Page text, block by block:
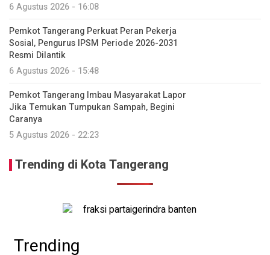
6 Agustus 2026 - 16:08
Pemkot Tangerang Perkuat Peran Pekerja
Sosial, Pengurus IPSM Periode 2026-2031
Resmi Dilantik
6 Agustus 2026 - 15:48
Pemkot Tangerang Imbau Masyarakat Lapor
Jika Temukan Tumpukan Sampah, Begini
Caranya
5 Agustus 2026 - 22:23
Trending di Kota Tangerang
Trending